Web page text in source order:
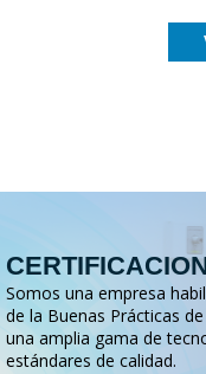
Somos una empresa
de la Buenas Prácticas
una amplia gama de
estándares de calidad.